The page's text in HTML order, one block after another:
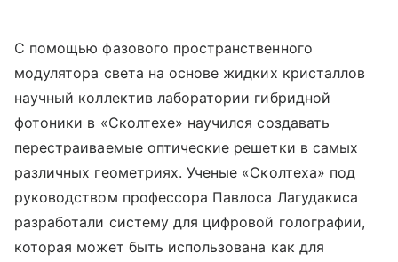
С помощью фазового пространственного
модулятора света на основе жидких кристаллов
научный коллектив лаборатории гибридной
фотоники в «Сколтехе» научился создавать
перестраиваемые оптические решетки в самых
различных геометриях. Ученые «Сколтеха» под
руководством профессора Павлоса Лагудакиса
разработали систему для цифровой голографии,
которая может быть использована как для